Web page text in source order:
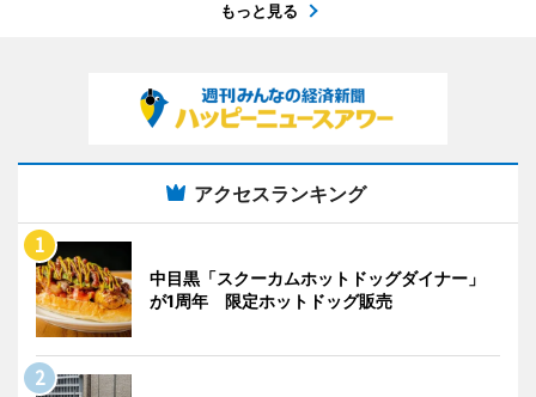
もっと見る
アクセスランキング
中目黒「スクーカムホットドッグダイナー」
が1周年 限定ホットドッグ販売